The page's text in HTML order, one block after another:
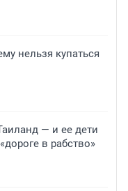
нельзя купаться
— и ее дети
в рабство»